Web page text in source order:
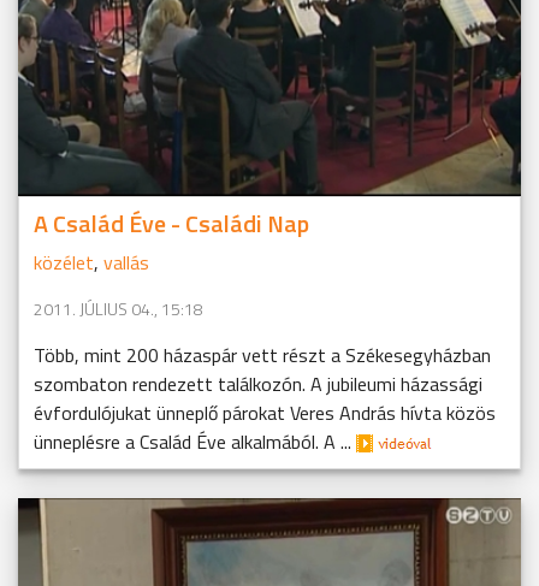
A Család Éve - Családi Nap
közélet, vallás
2011. JÚLIUS 04., 15:18
Több, mint 200 házaspár vett részt a Székesegyházban
szombaton rendezett találkozón. A jubileumi házassági
évfordulójukat ünneplő párokat Veres András hívta közös
ünneplésre a Család Éve alkalmából. A ...